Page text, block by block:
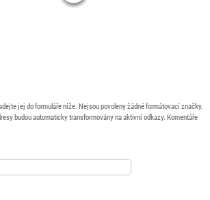
jej do formuláře níže. Nejsou povoleny žádné formátovací značky.
budou automaticky transformovány na aktivní odkazy. Komentáře